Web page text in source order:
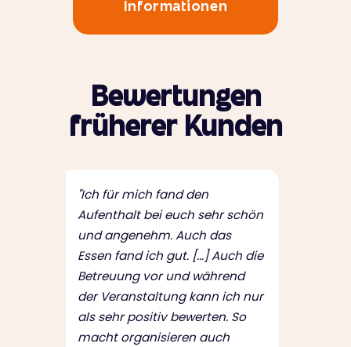
Informationen
Bewertungen
früherer Kunden
"Ich für mich fand den
Aufenthalt bei euch sehr schön
und angenehm. Auch das
Essen fand ich gut. [...] Auch die
Betreuung vor und während
der Veranstaltung kann ich nur
als sehr positiv bewerten. So
macht organisieren auch